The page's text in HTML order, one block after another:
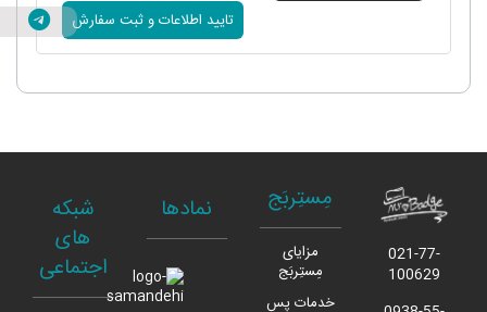
021-77-
100629
مِستِربَج
مزایای
مِستِربَج
خدمات پس
نمادها
شبکه
های
اجتماعی